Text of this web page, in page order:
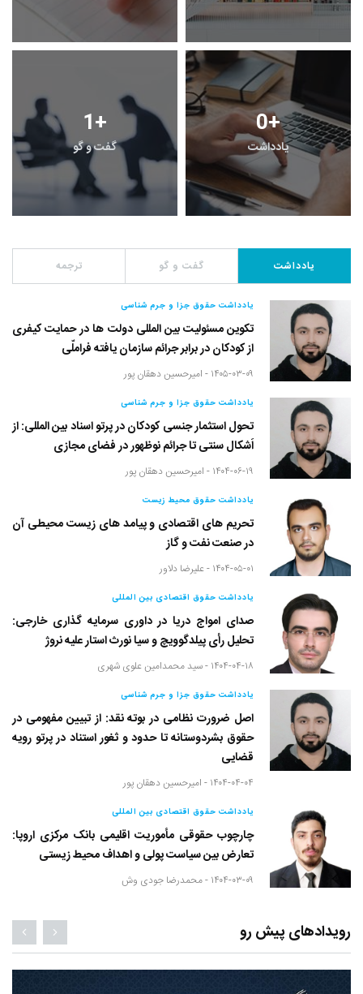
1+
گفت و گو
0+
یادداشت
یادداشت گفت و گو ترجمه
یادداشت حقوق جزا و جرم شناسی
تکوین مسئولیت بین المللی دولت ها در حمایت کیفری
از کودکان در برابر جرائم سازمان یافته فراملّی
۱۴۰۵-۰۳-۰۹ - امیرحسین دهقان پور
یادداشت حقوق جزا و جرم شناسی
تحول استثمار جنسی کودکان در پرتو اسناد بین المللی: از
اَشکال سنتی تا جرائم نوظهور در فضای مجازی
۱۴۰۴-۰۶-۱۹ - امیرحسین دهقان پور
یادداشت حقوق محیط زیست
تحریم های اقتصادی و پیامد های زیست محیطی آن
در صنعت نفت و گاز
۱۴۰۴-۰۵-۰۱ - علیرضا دلاور
یادداشت حقوق اقتصادی بین المللی
صدای امواج دریا در داوری سرمایه گذاری خارجی:
تحلیل رأی پیلدگوویچ و سیا نورث استار علیه نروژ
۱۴۰۴-۰۴-۱۸ - سید محمدامین علوی شهری
یادداشت حقوق جزا و جرم شناسی
اصل ضرورت نظامی در بوته نقد: از تبیین مفهومی در
حقوق بشردوستانه تا حدود و ثغور استناد در پرتو رویه
قضایی
۱۴۰۴-۰۴-۰۴ - امیرحسین دهقان پور
یادداشت حقوق اقتصادی بین المللی
چارچوب حقوقی مأموریت اقلیمی بانک مرکزی اروپا:
تعارض بین سیاست پولی و اهداف محیط زیستی
۱۴۰۴-۰۳-۰۹ - محمدرضا جودی وش
رویدادهای پیش رو